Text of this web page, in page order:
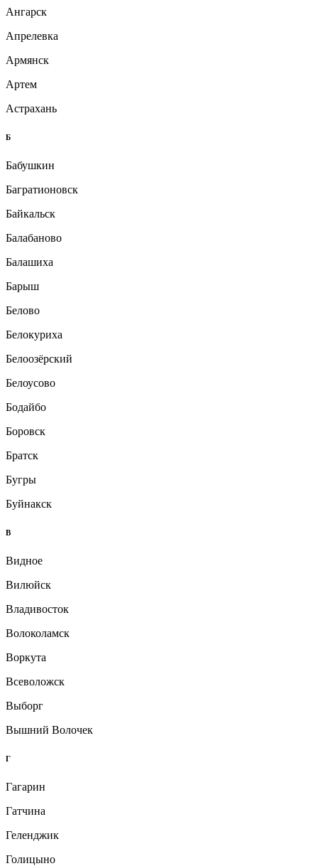
Ангарск
Апрелевка
Армянск
Артем
Астрахань
Б
Бабушкин
Багратионовск
Байкальск
Балабаново
Балашиха
Барыш
Белово
Белокуриха
Белоозёрский
Белоусово
Бодайбо
Боровск
Братск
Бугры
Буйнакск
В
Видное
Вилюйск
Владивосток
Волоколамск
Воркута
Всеволожск
Выборг
Вышний Волочек
Г
Гагарин
Гатчина
Геленджик
Голицыно